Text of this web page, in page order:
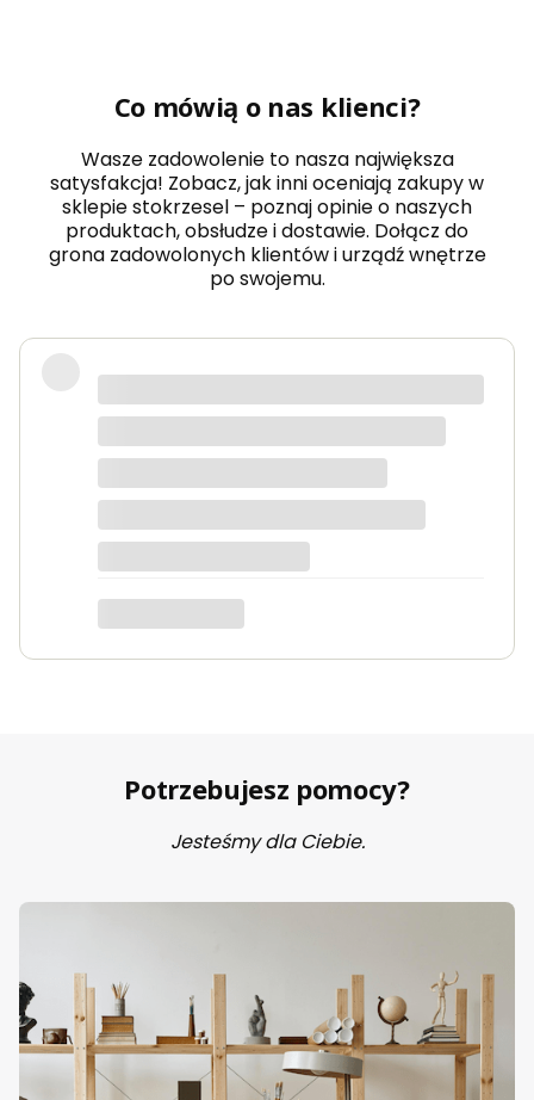
Co mówią o nas klienci?
Wasze zadowolenie to nasza największa
satysfakcja! Zobacz, jak inni oceniają zakupy w
sklepie stokrzesel – poznaj opinie o naszych
produktach, obsłudze i dostawie. Dołącz do
grona zadowolonych klientów i urządź wnętrze
po swojemu.
Fotel piękny, wygodny, polecam.
Dorota
ciemno zielony Velvet
Potrzebujesz pomocy?
Jesteśmy dla Ciebie.